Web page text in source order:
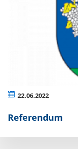
22.06.2022
Referendum